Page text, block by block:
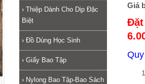
Giá
1/.
› Thiệp Dành Cho Dịp Đặc
Biệt
› Đồ Dùng Học Sinh
› Giấy Bao Tập
› Nylong Bao Tập-Bao Sách